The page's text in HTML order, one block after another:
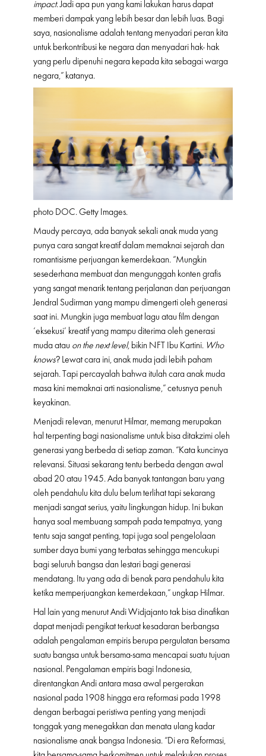
impact. Jadi apa pun yang kami lakukan harus dapat
memberi dampak yang lebih besar dan lebih luas. Bagi
saya, nasionalisme adalah tentang menyadari peran kita
untuk berkontribusi ke negara dan menyadari hak- hak
yang perlu dipenuhi negara kepada kita sebagai warga
negara,” katanya.
photo DOC. Getty Images.
Maudy percaya, ada banyak sekali anak muda yang
punya cara sangat kreatif dalam memaknai sejarah dan
romantisisme perjuangan kemerdekaan. “Mungkin
sesederhana membuat dan mengunggah konten grafis
yang sangat menarik tentang perjalanan dan perjuangan
Jendral Sudirman yang mampu dimengerti oleh generasi
saat ini. Mungkin juga membuat lagu atau film dengan
‘eksekusi’ kreatif yang mampu diterima oleh generasi
muda atau on the next level, bikin NFT Ibu Kartini. Who
knows? Lewat cara ini, anak muda jadi lebih paham
sejarah. Tapi percayalah bahwa itulah cara anak muda
masa kini memaknai arti nasionalisme,” cetusnya penuh
keyakinan.
Menjadi relevan, menurut Hilmar, memang merupakan
hal terpenting bagi nasionalisme untuk bisa ditakzimi oleh
generasi yang berbeda di setiap zaman. “Kata kuncinya
relevansi. Situasi sekarang tentu berbeda dengan awal
abad 20 atau 1945. Ada banyak tantangan baru yang
oleh pendahulu kita dulu belum terlihat tapi sekarang
menjadi sangat serius, yaitu lingkungan hidup. Ini bukan
hanya soal membuang sampah pada tempatnya, yang
tentu saja sangat penting, tapi juga soal pengelolaan
sumber daya bumi yang terbatas sehingga mencukupi
bagi seluruh bangsa dan lestari bagi generasi
mendatang. Itu yang ada di benak para pendahulu kita
ketika memperjuangkan kemerdekaan,” ungkap Hilmar.
Hal lain yang menurut Andi Widjajanto tak bisa dinafikan
dapat menjadi pengikat terkuat kesadaran berbangsa
adalah pengalaman empiris berupa pergulatan bersama
suatu bangsa untuk bersama-sama mencapai suatu tujuan
nasional. Pengalaman empiris bagi Indonesia,
direntangkan Andi antara masa awal pergerakan
nasional pada 1908 hingga era reformasi pada 1998
dengan berbagai peristiwa penting yang menjadi
tonggak yang menegakkan dan menata ulang kadar
nasionalisme anak bangsa Indonesia. “Di era Reformasi,